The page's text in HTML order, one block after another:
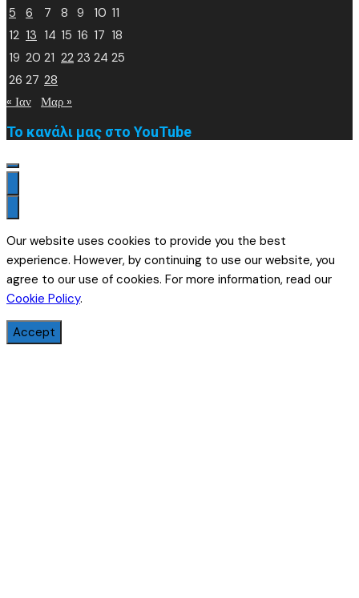
5
6 7 8 9 10 11
12 13 14 15 16 17 18
19 20 21 22 23 24 25
26 27 28
« Ιαν Μαρ »
Το κανάλι μας στο YouTube
Our website uses cookies to provide you the best
experience. However, by continuing to use our website, you
agree to our use of cookies. For more information, read our
Cookie Policy.
Accept